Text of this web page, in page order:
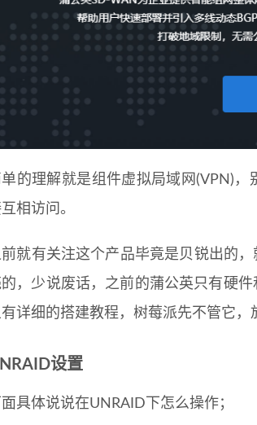
的理解就是组件虚拟局域网(VPN)
相访问。
就有关注这个产品毕竟是贝锐出的
，少说废话，之前的蒲公英只有硬
详细的搭建教程，树莓派先不管它，
设置
具体说说在UNRAID下怎么操作；